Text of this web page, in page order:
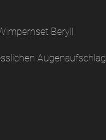
Beryll